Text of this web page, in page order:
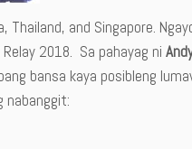
Thailand, and Singapore.
2018. Sa pahayag ni
bansa kaya posibleng
nabanggit: